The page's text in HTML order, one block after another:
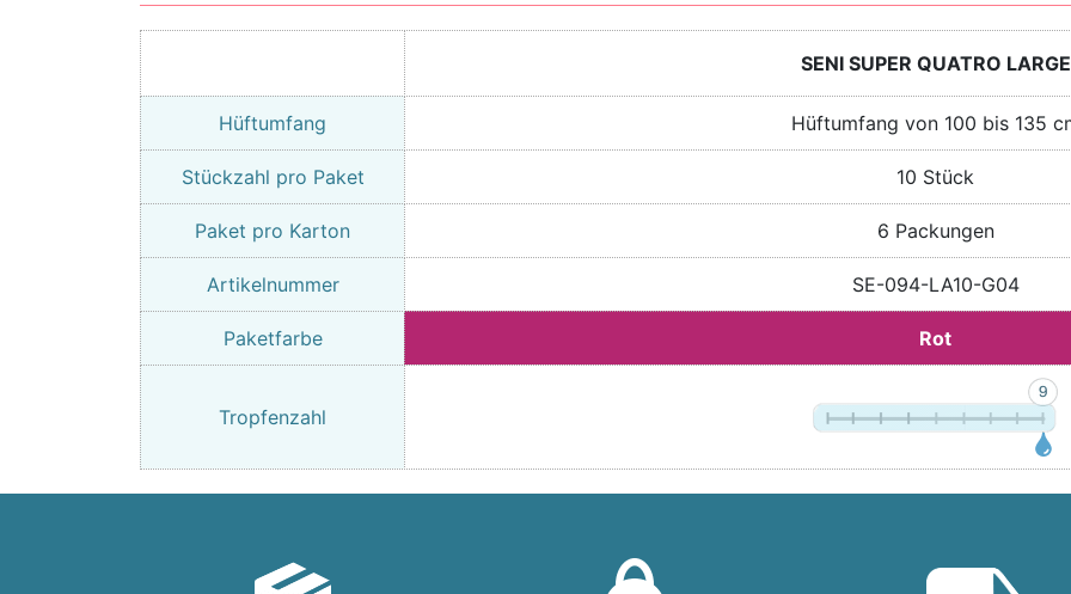
SENI SUPER QUATRO LARGE
Hüftumfang Hüftumfang von 100 bis 135
Stückzahl pro Paket 10 Stück
Paket pro Karton 6 Packungen
Artikelnummer SE-094-LA10-G04
Paketfarbe Rot
Tropfenzahl